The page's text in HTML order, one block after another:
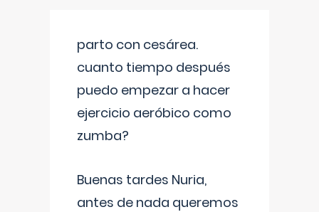
parto con cesárea.
cuanto tiempo después
puedo empezar a hacer
ejercicio aeróbico como
zumba?
Buenas tardes Nuria,
antes de nada queremos